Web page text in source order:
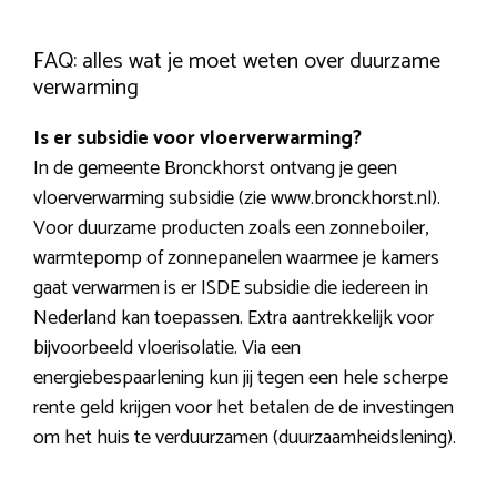
FAQ: alles wat je moet weten over duurzame
verwarming
Is er subsidie voor vloerverwarming?
In de gemeente Bronckhorst ontvang je geen
vloerverwarming subsidie (zie www.bronckhorst.nl).
Voor duurzame producten zoals een zonneboiler,
warmtepomp of zonnepanelen waarmee je kamers
gaat verwarmen is er ISDE subsidie die iedereen in
Nederland kan toepassen. Extra aantrekkelijk voor
bijvoorbeeld vloerisolatie. Via een
energiebespaarlening kun jij tegen een hele scherpe
rente geld krijgen voor het betalen de de investingen
om het huis te verduurzamen (duurzaamheidslening).